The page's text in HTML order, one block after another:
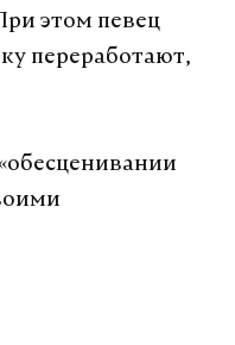
этом певец
переработают,